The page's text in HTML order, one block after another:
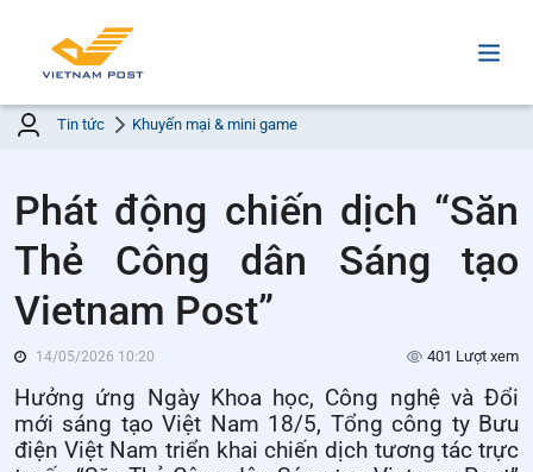
Tin tức Khuyến mại & mini game
Phát động chiến dịch “Săn
Thẻ Công dân Sáng tạo
Vietnam Post”
14/05/2026 10:20 401 Lượt xem
Hưởng ứng Ngày Khoa học, Công nghệ và Đổi
mới sáng tạo Việt Nam 18/5, Tổng công ty Bưu
điện Việt Nam triển khai chiến dịch tương tác trực